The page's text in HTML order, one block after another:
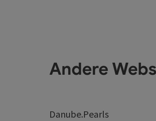
Andere
Danube.Pearls